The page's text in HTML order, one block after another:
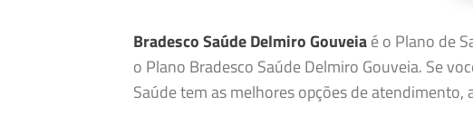
Bradesco Saúde Delmiro Gouveiaé o Plano de
o Plano Bradesco Saúde Delmiro Gouveia. Se
Saúde tem as melhores opções de